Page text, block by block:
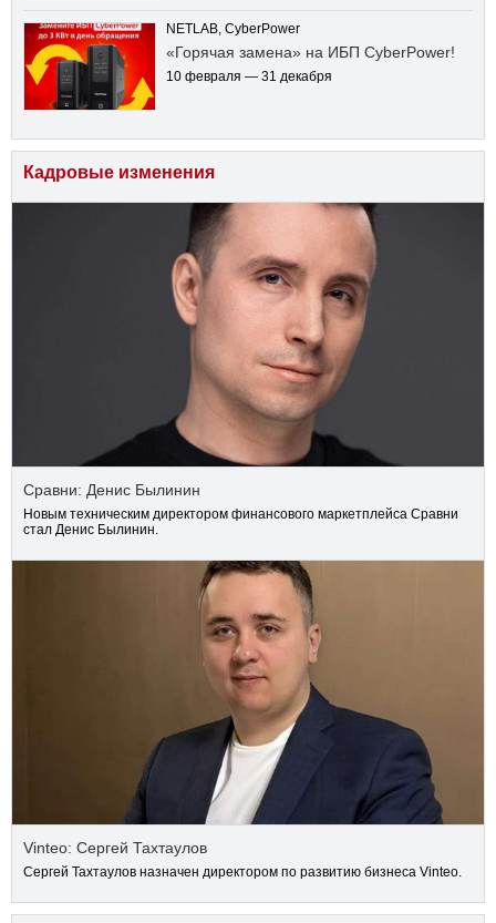
NETLAB, CyberPower
«Горячая замена» на ИБП CyberPower!
10 февраля — 31 декабря
Кадровые изменения
Сравни: Денис Былинин
Новым техническим директором финансового маркетплейса Сравни
стал Денис Былинин.
Vinteo: Сергей Тахтаулов
Сергей Тахтаулов назначен директором по развитию бизнеса Vinteo.